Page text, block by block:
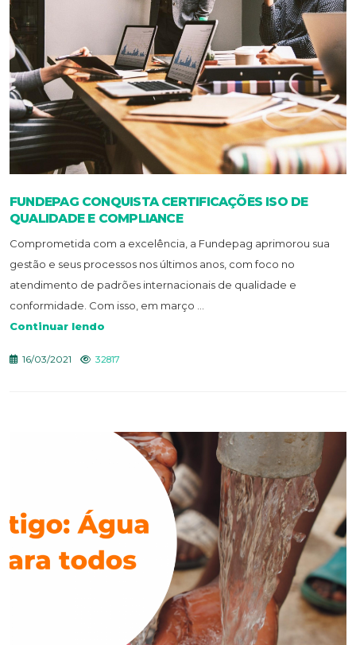
FUNDEPAG CONQUISTA CERTIFICAÇÕES ISO DE
QUALIDADE E COMPLIANCE
Comprometida com a excelência, a Fundepag aprimorou sua
gestão e seus processos nos últimos anos, com foco no
atendimento de padrões internacionais de qualidade e
conformidade. Com isso, em março ...
Continuar lendo
16/03/2021 32817